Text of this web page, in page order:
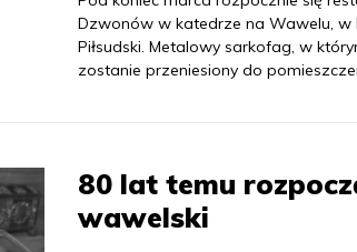
Dzwonów w katedrze na Wawelu, w
Piłsudski. Metalowy sarkofag, w
zostanie przeniesiony do
80 lat temu
wawelski